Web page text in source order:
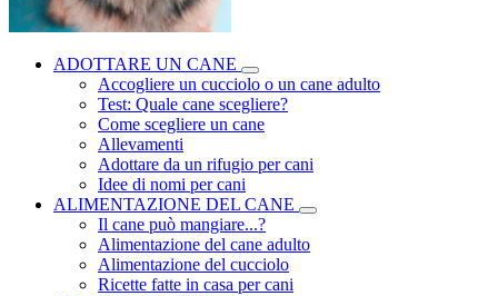
ADOTTARE UN CANE
Accogliere un cucciolo o un cane adulto
Test: Quale cane scegliere?
Come scegliere un cane
Allevamenti
Adottare da un rifugio per cani
Idee di nomi per cani
ALIMENTAZIONE DEL CANE
Il cane può mangiare...?
Alimentazione del cane adulto
Alimentazione del cucciolo
Ricette fatte in casa per cani